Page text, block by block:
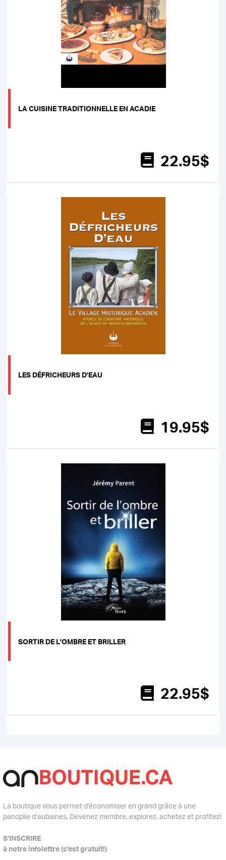
LA CUISINE TRADITIONNELLE EN ACADIE
22.95$
LES DÉFRICHEURS D'EAU
19.95$
SORTIR DE L'OMBRE ET BRILLER
22.95$
La boutique vous permet d’économiser en grand grâce à une
panoplie d’aubaines. Devenez membre, explorez, achetez et profitez!
S’INSCRIRE
à notre infolettre (c’est gratuit!)